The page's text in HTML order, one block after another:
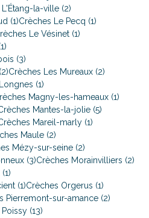
la-ville (2)
(1)Crèches Le Pecq (1)
Le Vésinet (1)
(3)
Crèches Les Mureaux (2)
(1)
Magny-les-hameaux (1)
Mantes-la-jolie (5)
Mareil-marly (1)
Maule (2)
Mézy-sur-seine (2)
(3)Crèches Morainvilliers (2)
(1)Crèches Orgerus (1)
Pierremont-sur-amance (2)
(13)